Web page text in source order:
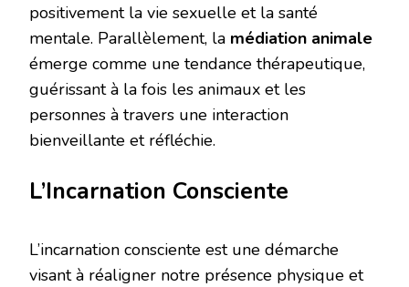
positivement la vie sexuelle et la santé
mentale. Parallèlement, la médiation animale
émerge comme une tendance thérapeutique,
guérissant à la fois les animaux et les
personnes à travers une interaction
bienveillante et réfléchie.
L’Incarnation Consciente
L’incarnation consciente est une démarche
visant à réaligner notre présence physique et